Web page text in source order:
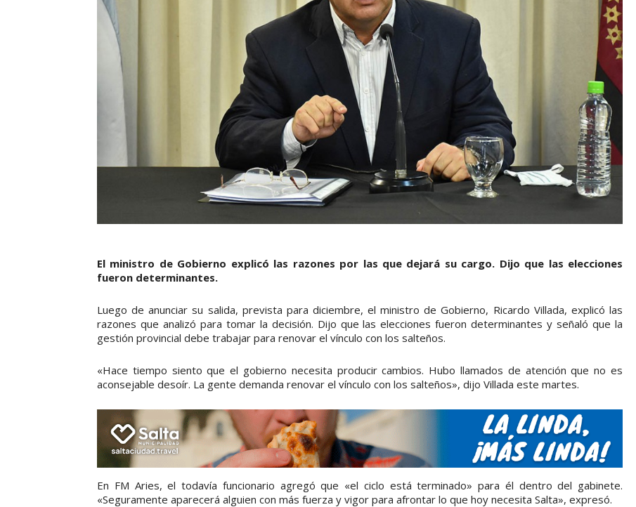
El ministro de Gobierno explicó las razones por las que dejará su cargo. Dijo que las elecciones
fueron determinantes.
Luego de anunciar su salida, prevista para diciembre, el ministro de Gobierno, Ricardo Villada, explicó las
razones que analizó para tomar la decisión. Dijo que las elecciones fueron determinantes y señaló que la
gestión provincial debe trabajar para renovar el vínculo con los salteños.
«Hace tiempo siento que el gobierno necesita producir cambios. Hubo llamados de atención que no es
aconsejable desoír. La gente demanda renovar el vínculo con los salteños», dijo Villada este martes.
En FM Aries, el todavía funcionario agregó que «el ciclo está terminado» para él dentro del gabinete.
«Seguramente aparecerá alguien con más fuerza y vigor para afrontar lo que hoy necesita Salta», expresó.